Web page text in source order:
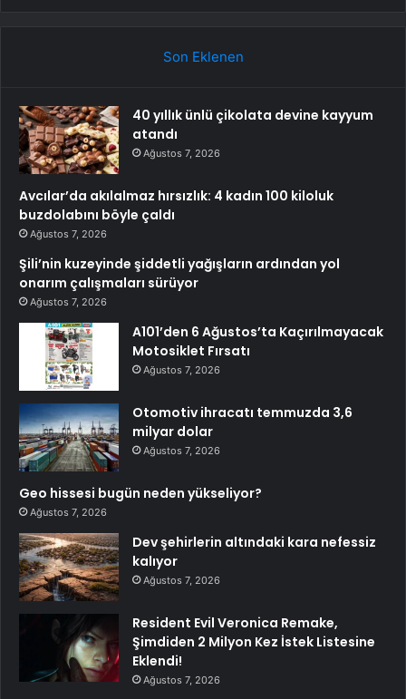
Son Eklenen
40 yıllık ünlü çikolata devine kayyum
atandı
Ağustos 7, 2026
Avcılar’da akılalmaz hırsızlık: 4 kadın 100 kiloluk
buzdolabını böyle çaldı
Ağustos 7, 2026
Şili’nin kuzeyinde şiddetli yağışların ardından yol
onarım çalışmaları sürüyor
Ağustos 7, 2026
A101’den 6 Ağustos’ta Kaçırılmayacak
Motosiklet Fırsatı
Ağustos 7, 2026
Otomotiv ihracatı temmuzda 3,6
milyar dolar
Ağustos 7, 2026
Geo hissesi bugün neden yükseliyor?
Ağustos 7, 2026
Dev şehirlerin altındaki kara nefessiz
kalıyor
Ağustos 7, 2026
Resident Evil Veronica Remake,
Şimdiden 2 Milyon Kez İstek Listesine
Eklendi!
Ağustos 7, 2026